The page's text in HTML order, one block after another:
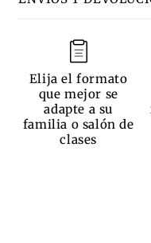
Elija el formato
que mejor se
adapte a su
familia o salón de
clases